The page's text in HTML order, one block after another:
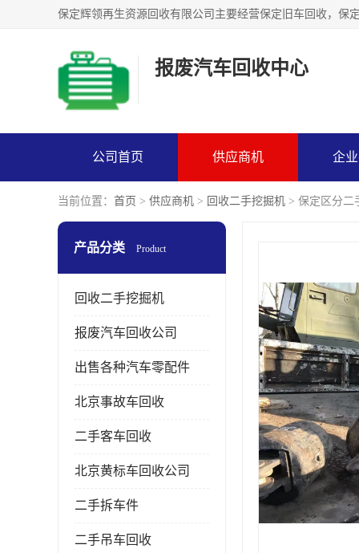
报废汽车回收中心
公司首页 供应商机 企
当前位置： 首页 > 供应商机 > 回收二手挖掘机 > 保定区分二
产品分类 Product
回收二手挖掘机
报废汽车回收公司
出售各种汽车零配件
北京事故车回收
二手客车回收
北京黄标车回收公司
二手拆车件
二手吊车回收